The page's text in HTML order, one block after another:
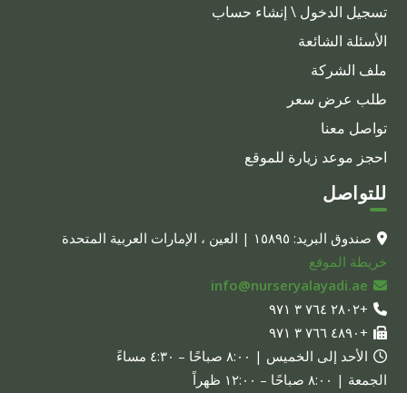
تسجيل الدخول \ إنشاء حساب
الأسئلة الشائعة
ملف الشركة
طلب عرض سعر
تواصل معنا
احجز موعد زيارة للموقع
للتواصل
صندوق البريد: ١٥٨٩٥ | العين ، الإمارات العربية المتحدة
خريطة الموقع
info@nurseryalayadi.ae
+٢٨٠٢ ٧٦٤ ٣ ٩٧١
+٤٨٩٠ ٧٦٦ ٣ ٩٧١
الأحد إلى الخميس | ٨:٠٠ صباحًا – ٤:٣٠ مساءً
الجمعة | ٨:٠٠ صباحًا – ١٢:٠٠ ظهراً